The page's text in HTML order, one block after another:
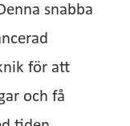
snabba
för att
och få